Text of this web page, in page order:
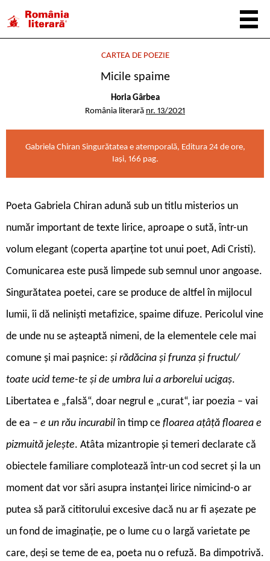
CARTEA DE POEZIE
Micile spaime
Horia Gârbea
România literară nr. 13/2021
Gabriela Chiran Singurătatea e atemporală, Editura 24 de ore,
Iași, 166 pag.
Poeta Gabriela Chiran adună sub un titlu misterios un
număr important de texte lirice, aproape o sută, într-un
volum elegant (coperta aparține tot unui poet, Adi Cristi).
Comunicarea este pusă limpede sub semnul unor angoase.
Singurătatea poetei, care se produce de altfel în mijlocul
lumii, îi dă neliniști metafizice, spaime difuze. Pericolul vine
de unde nu se așteaptă nimeni, de la elementele cele mai
comune și mai pașnice: și rădăcina și frunza și fructul/
toate ucid teme-te și de umbra lui a arborelui ucigaș.
Libertatea e „falsă“, doar negrul e „curat“, iar poezia – vai
de ea – e un rău incurabilîn timp ce floarea ațâță floarea e
pizmuită jelește. Atâta mizantropie și temeri declarate că
obiectele familiare complotează într-un cod secret și la un
moment dat vor sări asupra instanței lirice nimicind-o ar
putea să pară cititorului excesive dacă nu ar fi așezate pe
un fond de imaginație, pe o lume cu o largă varietate pe
care, deși se teme de ea, poeta nu o refuză. Ba dimpotrivă.